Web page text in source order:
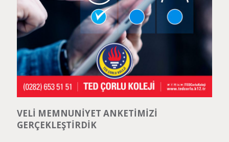
VELİ MEMNUNİYET ANKETİMİZİ
GERÇEKLEŞTİRDİK